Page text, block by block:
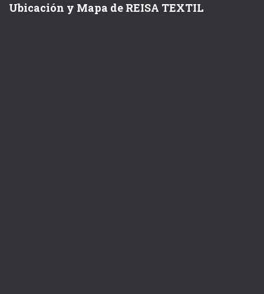
Ubicación y Mapa de REISA TEXTIL